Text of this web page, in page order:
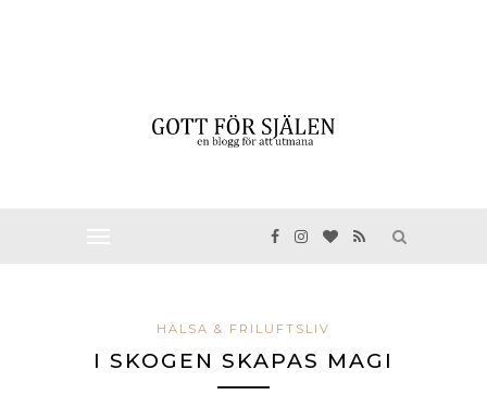
HÄLSA & FRILUFTSLIV
I SKOGEN SKAPAS MAGI